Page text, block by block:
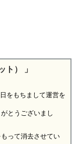
ト） 」
をもちまして運営を
とうございまし
って消去させてい